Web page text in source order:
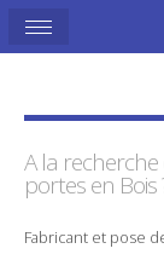
A la
portes en Bois
Fabricant et pose